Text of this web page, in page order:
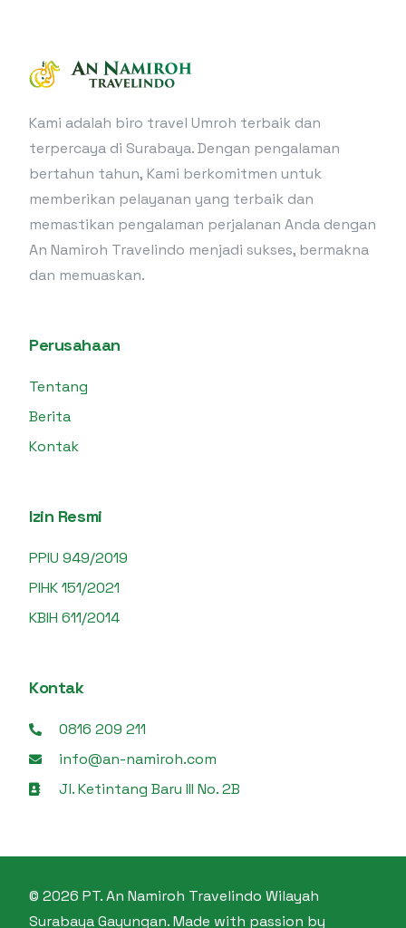
Kami adalah biro travel Umroh terbaik dan
terpercaya di Surabaya. Dengan pengalaman
bertahun tahun, Kami berkomitmen untuk
memberikan pelayanan yang terbaik dan
memastikan pengalaman perjalanan Anda dengan
An Namiroh Travelindo menjadi sukses, bermakna
dan memuaskan.
Perusahaan
Tentang
Berita
Kontak
Izin Resmi
PPIU 949/2019
PIHK 151/2021
KBIH 611/2014
Kontak
0816 209 211
info@an-namiroh.com
Jl. Ketintang Baru III No. 2B
© 2026 PT. An Namiroh Travelindo Wilayah
Surabaya Gayungan. Made with passion by